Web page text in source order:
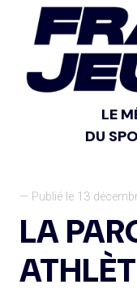
LE
DU
— Publié le 13
LA